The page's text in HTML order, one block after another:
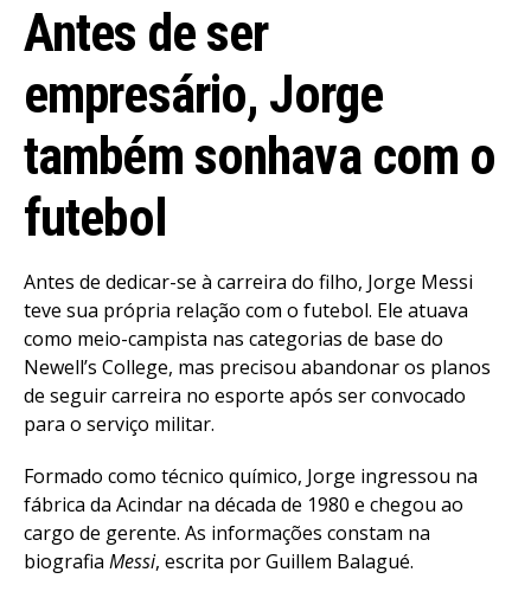
Antes de ser
empresário, Jorge
também sonhava com o
futebol
Antes de dedicar-se à carreira do filho, Jorge Messi
teve sua própria relação com o futebol. Ele atuava
como meio-campista nas categorias de base do
Newell’s College, mas precisou abandonar os planos
de seguir carreira no esporte após ser convocado
para o serviço militar.
Formado como técnico químico, Jorge ingressou na
fábrica da Acindar na década de 1980 e chegou ao
cargo de gerente. As informações constam na
biografia Messi, escrita por Guillem Balagué.